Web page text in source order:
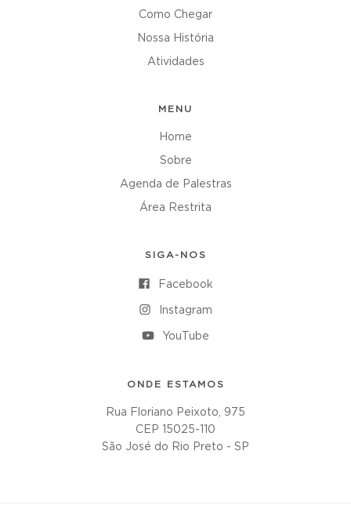
Como Chegar
Nossa História
Atividades
MENU
Home
Sobre
Agenda de Palestras
Área Restrita
SIGA-NOS
Facebook
Instagram
YouTube
ONDE ESTAMOS
Rua Floriano Peixoto, 975
CEP 15025-110
São José do Rio Preto - SP